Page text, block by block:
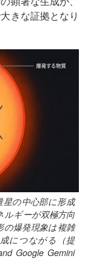
きな証拠となり
の中心部に形成
ギーが双極方向
爆発現象は複雑
につながる（提
Google Gemini